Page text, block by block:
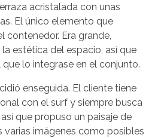
acristalada con unas
El único elemento que
contenedor. Era grande,
estética del espacio, así que
lo integrase en el conjunto.
enseguida. El cliente tiene
con el surf y siempre busca
que propuso un paisaje de
varias imágenes como posibles